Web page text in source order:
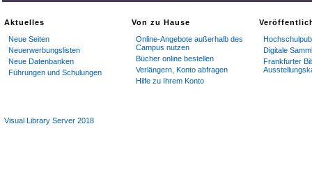
Aktuelles
Neue Seiten
Neuerwerbungslisten
Neue Datenbanken
Führungen und Schulungen
Von zu Hause
Online-Angebote außerhalb des
Campus nutzen
Bücher online bestellen
Verlängern, Konto abfragen
Hilfe zu Ihrem Konto
Digitale
Frankfurter
Visual Library Server 2018